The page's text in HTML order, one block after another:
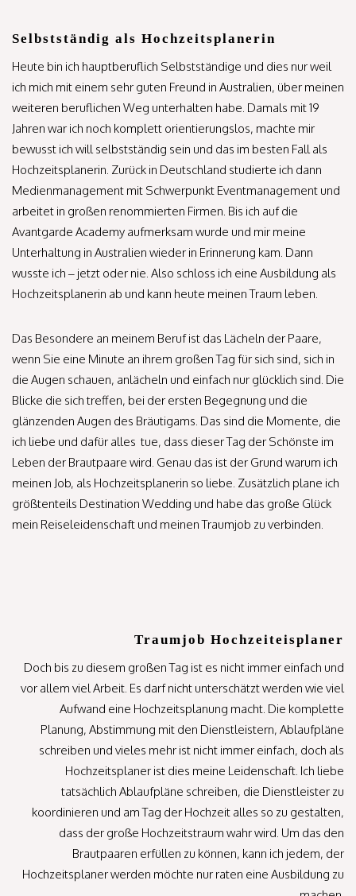
Selbstständig als Hochzeitsplanerin
Heute bin ich hauptberuflich Selbstständige und dies nur weil
ich mich mit einem sehr guten Freund in Australien, über meinen
weiteren beruflichen Weg unterhalten habe. Damals mit 19
Jahren war ich noch komplett orientierungslos, machte mir
bewusst ich will selbstständig sein und das im besten Fall als
Hochzeitsplanerin. Zurück in Deutschland studierte ich dann
Medienmanagement mit Schwerpunkt Eventmanagement und
arbeitet in großen renommierten Firmen. Bis ich auf die
Avantgarde Academy aufmerksam wurde und mir meine
Unterhaltung in Australien wieder in Erinnerung kam. Dann
wusste ich – jetzt oder nie. Also schloss ich eine Ausbildung als
Hochzeitsplanerin ab und kann heute meinen Traum leben.
Das Besondere an meinem Beruf ist das Lächeln der Paare,
wenn Sie eine Minute an ihrem großen Tag für sich sind, sich in
die Augen schauen, anlächeln und einfach nur glücklich sind. Die
Blicke die sich treffen, bei der ersten Begegnung und die
glänzenden Augen des Bräutigams. Das sind die Momente, die
ich liebe und dafür alles tue, dass dieser Tag der Schönste im
Leben der Brautpaare wird. Genau das ist der Grund warum ich
meinen Job, als Hochzeitsplanerin so liebe. Zusätzlich plane ich
größtenteils Destination Wedding und habe das große Glück
mein Reiseleidenschaft und meinen Traumjob zu verbinden.
Traumjob Hochzeiteisplaner
Doch bis zu diesem großen Tag ist es nicht immer einfach und
vor allem viel Arbeit. Es darf nicht unterschätzt werden wie viel
Aufwand eine Hochzeitsplanung macht. Die komplette
Planung, Abstimmung mit den Dienstleistern, Ablaufpläne
schreiben und vieles mehr ist nicht immer einfach, doch als
Hochzeitsplaner ist dies meine Leidenschaft. Ich liebe
tatsächlich Ablaufpläne schreiben, die Dienstleister zu
koordinieren und am Tag der Hochzeit alles so zu gestalten,
dass der große Hochzeitstraum wahr wird. Um das den
Brautpaaren erfüllen zu können, kann ich jedem, der
Hochzeitsplaner werden möchte nur raten eine Ausbildung zu